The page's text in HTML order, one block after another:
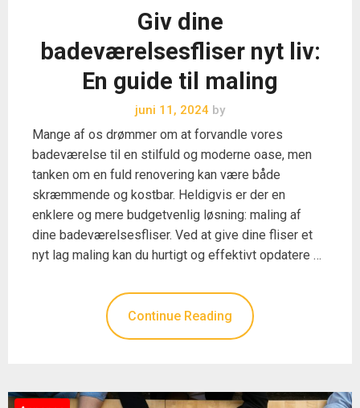
Giv dine
badeværelsesfliser nyt liv:
En guide til maling
juni 11, 2024 by
Mange af os drømmer om at forvandle vores
badeværelse til en stilfuld og moderne oase, men
tanken om en fuld renovering kan være både
skræmmende og kostbar. Heldigvis er der en
enklere og mere budgetvenlig løsning: maling af
dine badeværelsesfliser. Ved at give dine fliser et
nyt lag maling kan du hurtigt og effektivt opdatere …
Continue Reading